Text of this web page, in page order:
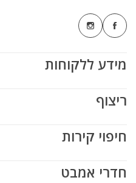
מידע ללקוחות
ריצוף
חיפוי קירות
חדרי אמבט